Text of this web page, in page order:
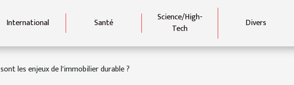
International Santé
Science/High-
Tech
Divers
les enjeux de l'immobilier durable ?